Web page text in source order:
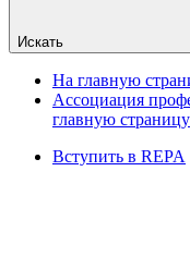
Искать
На главную
Ассоциация
главную страницу
Вступить в REPA